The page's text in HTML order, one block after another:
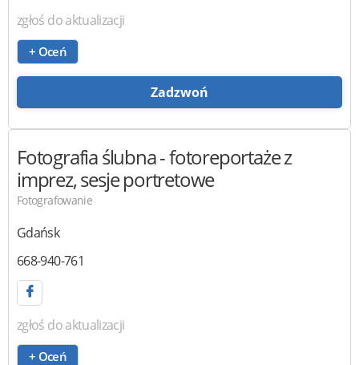
zgłoś do aktualizacji
+ Oceń
Zadzwoń
Fotografia ślubna- fotoreportaże z
imprez, sesje portretowe
Fotografowanie
Gdańsk
668-940-761
zgłoś do aktualizacji
+ Oceń